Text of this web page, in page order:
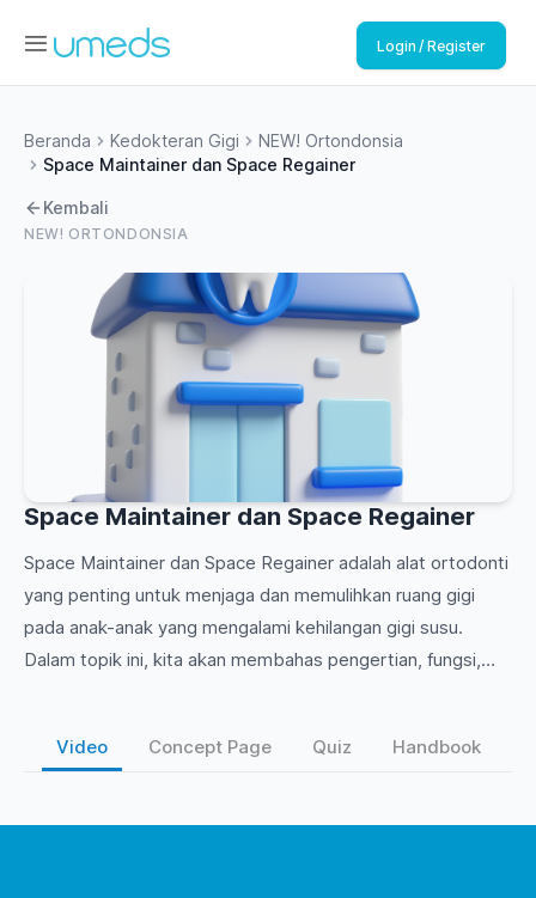
Login / Register
Beranda Kedokteran Gigi
NEW! Ortondonsia
Space Maintainer dan Space Regainer
NEW! ORTONDONSIA
Kembali
Space Maintainer dan Space Regainer
Space Maintainer dan Space Regainer adalah alat ortodonti
yang penting untuk menjaga dan memulihkan ruang gigi
pada anak-anak yang mengalami kehilangan gigi susu.
Dalam topik ini, kita akan membahas pengertian, fungsi,
pertumbuhan gigi anak. Yuk, pelajari lebih lanjut tentang
ortodonti!
Video Concept Page Quiz Handbook